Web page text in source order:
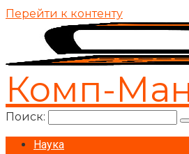
Перейти к контенту
Комп-
Поиск:
Наука